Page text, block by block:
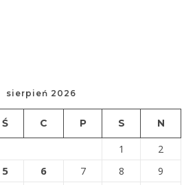
sierpień 2026
Ś C P S N
1
2
5 6 7 8
9